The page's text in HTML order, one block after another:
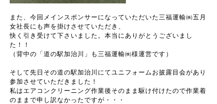
また、今回メインスポンサーになっていただいた三福運輸㈱五月
女社長にも声を掛けさせていただき、
快く引き受けて下さいました。本当にありがとうございまし
た！！
（背中の「道の駅加治川」も三福運輸㈱様運営です）
そして先日その道の駅加治川にてユニフォームお披露目会があり
参加させていただきました！
私はエアコンクリーニング作業後そのまま駆け付けたので作業着
のままで申し訳なかったですが・・・